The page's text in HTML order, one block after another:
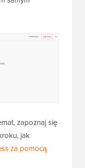
zapoznaj się
jak
za pomocą